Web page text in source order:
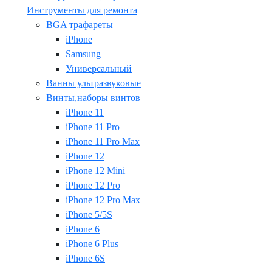
Инструменты для ремонта
BGA трафареты
iPhone
Samsung
Универсальный
Ванны ультразвуковые
Винты,наборы винтов
iPhone 11
iPhone 11 Pro
iPhone 11 Pro Max
iPhone 12
iPhone 12 Mini
iPhone 12 Pro
iPhone 12 Pro Max
iPhone 5/5S
iPhone 6
iPhone 6 Plus
iPhone 6S